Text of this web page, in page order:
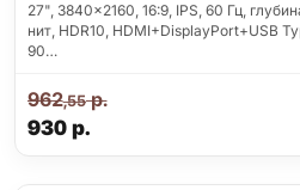
27", 3840x2160, 16:9, IPS, 60 Гц,
нит, HDR10, HDMI+DisplayPort+USB
90…
930р.
962,55р.